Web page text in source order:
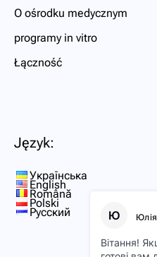
O ośrodku medycznym
programy in vitro
Łączność
Język:
Українська
English
Română
Polski
Русский